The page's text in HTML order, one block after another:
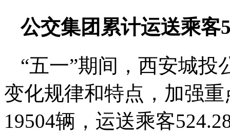
公交集团累计运送乘客
“五一”期间，西安城
变化规律和特点，加强
19504辆，运送乘客